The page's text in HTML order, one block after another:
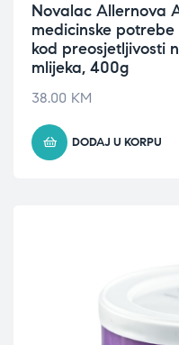
Novalac Allernova
medicinske
kod preosjetljivosti
mlijeka, 400g
38.00 KM
DODAJ U KORPU